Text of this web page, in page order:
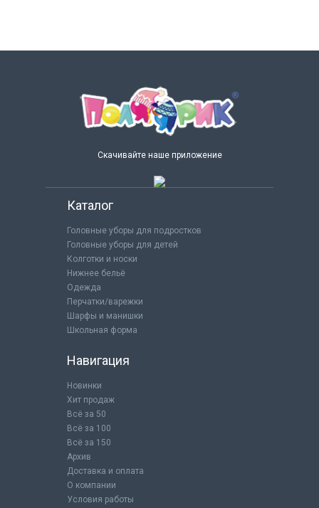
Скачивайте наше приложение
Каталог
Головные уборы для подростков
Головные уборы для детей
Колготки и носки
Нижнее бельё
Одежда
Перчатки/варежки
Шарфы и манишки
Школьная форма
Навигация
Новинки
Хит продаж
Всё за 50
Всё за 100
Всё за 150
Архив
Доставка и оплата
О компании
Условия работы